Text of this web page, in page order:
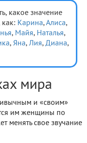
какое значение
как: Карина, Алиса,
, Майя, Наталья,
, Яна, Лия, Диана,
мира
и «своим»
им женщины по
менять свое звучание